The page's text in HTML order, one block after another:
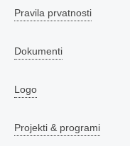
Pravila prvatnosti
Dokumenti
Logo
Projekti & programi